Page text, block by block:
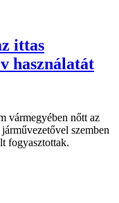
ittas
használatát
vármegyében nőtt az
szemben
fogyasztottak.